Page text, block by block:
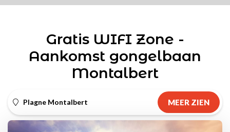
Gratis WIFI Zone -
Aankomst gongelbaan
Montalbert
Plagne Montalbert MEER ZIEN